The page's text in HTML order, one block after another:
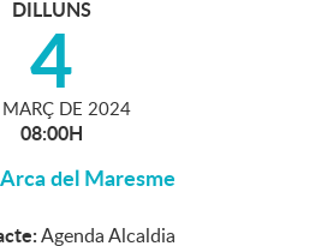
DILLUNS
4
MARÇ DE 2024
08:00H
del Maresme
Agenda Alcaldia